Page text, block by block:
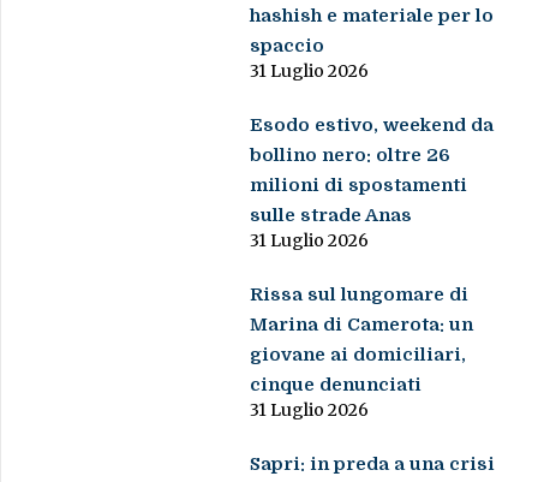
hashish e materiale per lo
spaccio
31 Luglio 2026
Esodo estivo, weekend da
bollino nero: oltre 26
milioni di spostamenti
sulle strade Anas
31 Luglio 2026
Rissa sul lungomare di
Marina di Camerota: un
giovane ai domiciliari,
cinque denunciati
31 Luglio 2026
Sapri: in preda a una crisi